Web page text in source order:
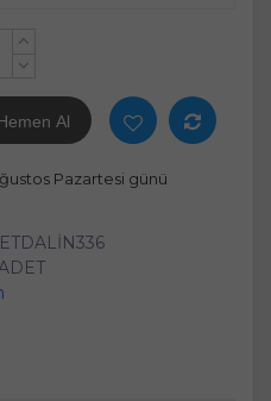
+
Al
Pazartesi günü